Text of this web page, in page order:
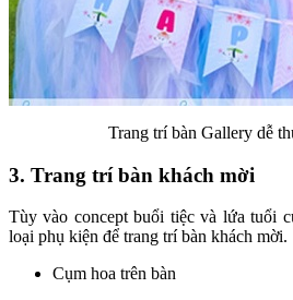
Trang trí bàn Gallery dễ
3. Trang trí bàn khách mời
Tùy vào concept buổi tiệc và lứa tuổi
loại phụ kiện để trang trí bàn khách mời.
Cụm hoa trên bàn